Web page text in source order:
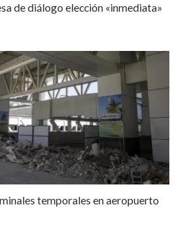
de diálogo elección «inmediata»
temporales en aeropuerto